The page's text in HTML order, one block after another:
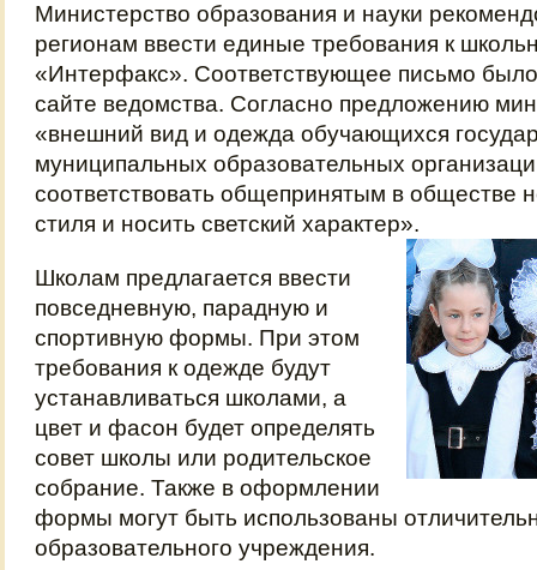
Министерство образования и науки
регионам ввести единые требования к
«Интерфакс». Соответствующее письмо
сайте ведомства. Согласно предложению
«внешний вид и одежда обучающихся
муниципальных образовательных
соответствовать общепринятым в обществе
стиля и носить светский характер».
Школам предлагается ввести
повседневную, парадную и
спортивную формы. При этом
требования к одежде будут
устанавливаться школами, а
цвет и фасон будет определять
совет школы или родительское
собрание. Также в оформлении
формы могут быть использованы
образовательного учреждения.